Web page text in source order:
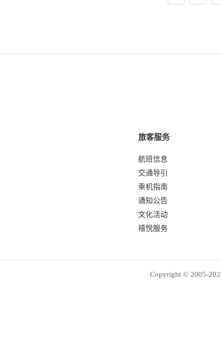
旅客服务
航班信息
交通导引
乘机指南
通知公告
文化活动
禧悦服务
Copyright © 2005-